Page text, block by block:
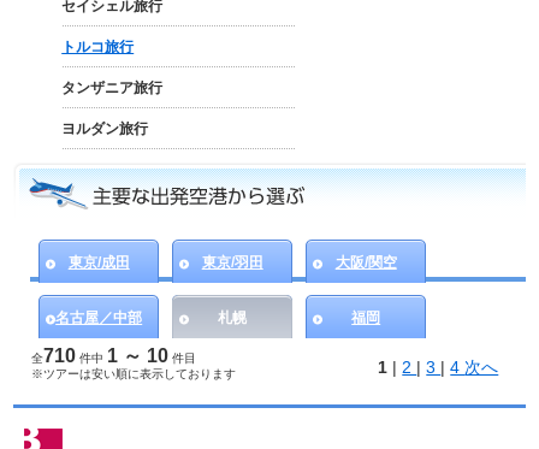
セイシェル旅行
トルコ旅行
タンザニア旅行
ヨルダン旅行
東京/成田 東京/羽田 大阪/関空
名古屋／中部 札幌 福岡
全710 件中 1 ～ 10 件目
※ツアーは安い順に表示しております
1 | 2 |3 |4 次へ